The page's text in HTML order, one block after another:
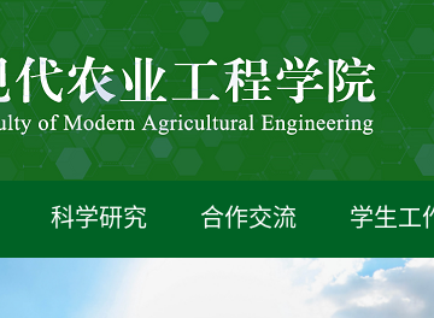
科学研究 合作交流 学生工